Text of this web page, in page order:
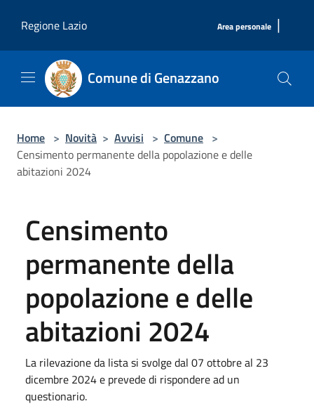
Regione Lazio
Area personale |
Comune di Genazzano
Home > Novità > Avvisi > Comune >
Censimento permanente della popolazione e delle
abitazioni 2024
Censimento
permanente della
popolazione e delle
abitazioni 2024
La rilevazione da lista si svolge dal 07 ottobre al 23
dicembre 2024 e prevede di rispondere ad un
questionario.